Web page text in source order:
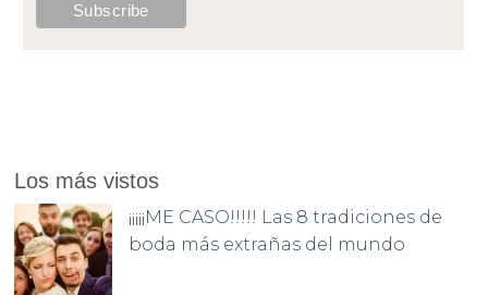
Los más vistos
¡¡¡¡¡ME CASO!!!!! Las 8 tradiciones de
boda más extrañas del mundo